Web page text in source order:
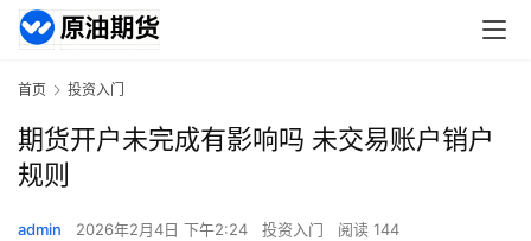
首页 投资入门
期货开户未完成有影响吗 未交易账户销户
规则
admin 2026年2月4日 下午2:24 投资入门 阅读 144